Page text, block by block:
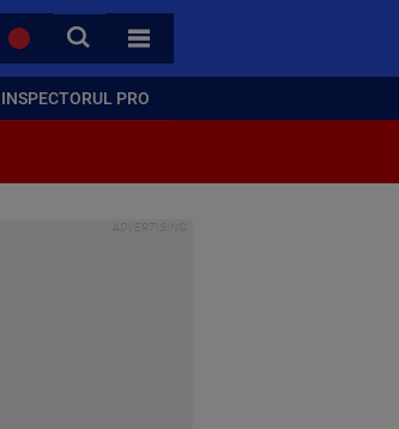
CAUTA
TOATE CATEGORIILE
INSPECTORUL PRO